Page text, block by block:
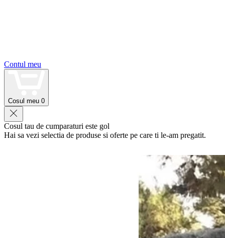
Contul meu
Cosul meu 0
Cosul tau de cumparaturi este gol
Hai sa vezi selectia de produse si oferte pe care ti le-am pregatit.